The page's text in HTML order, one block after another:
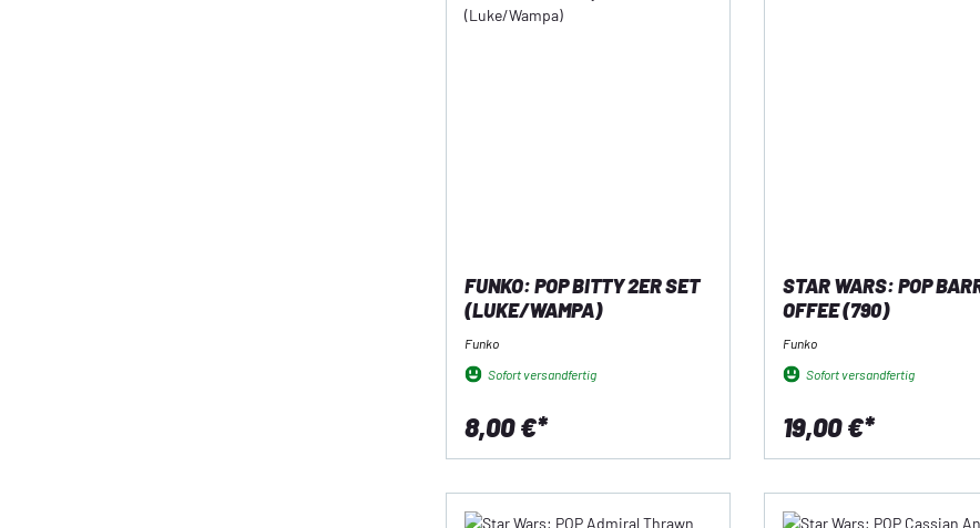
FUNKO: POP BITTY 2ER SET
(LUKE/WAMPA)
Funko
Sofort versandfertig
8,00 €*
STAR WARS: POP
OFFEE (790)
Funko
Sofort versandfertig
19,00 €*